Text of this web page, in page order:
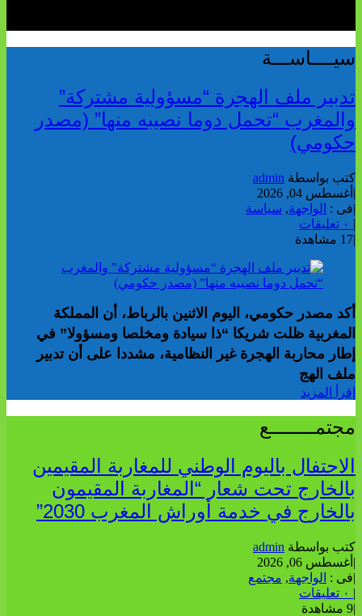
سيــــاســـة
تدبير ملف الهجرة “مسؤولية مشتركة”
والمغرب “تحمل دوما نصيبه منها” (مصدر
حكومي)
كتب بواسطة admin
| أغسطس 04, 2026
|فى : الواجهة, سياسة
|
|17 مشاهدة
أكد مصدر حكومي، اليوم الاثنين بالرباط، أن المملكة
المغربية ظلت شريكا “ذا سيادة ومخلصا ومسؤولا” في
إطار محاربة الهجرة غير النظامية، مشددا على أن تدبير
ملف الهج
إقرأ المزيد
مجتمــــــــع
الاحتفال باليوم الوطني للمغاربة المقيمين
بالخارج تحت شعار “المغاربة المقيمون
بالخارج في خدمة أوراش المغرب 2030”
كتب بواسطة admin
| أغسطس 06, 2026
|فى : الواجهة, مجتمع
|
|9 مشاهدة